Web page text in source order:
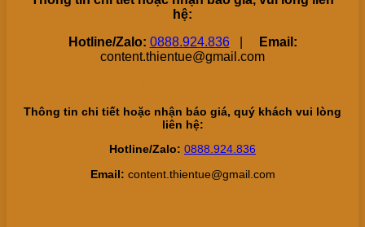
hệ:
Hotline/Zalo: 0888.924.836|
Email:
content.thientue@gmail.com
Thông tin chi tiết hoặc nhận báo giá, quý khách vui lòng
liên hệ:
Hotline/Zalo: 0888.924.836
Email: content.thientue@gmail.com